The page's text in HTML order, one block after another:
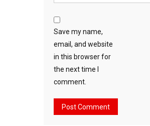
Save my name,
email, and website
in this browser for
the next time I
comment.